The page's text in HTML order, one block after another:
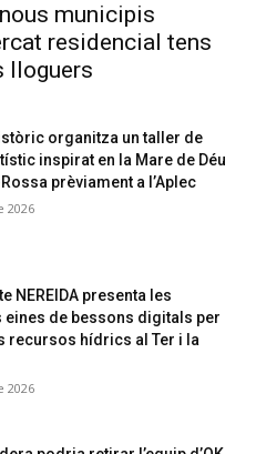
municipis
residencial tens
lloguers
organitza un taller de
inspirat en la Mare de Déu
prèviament a l’Aplec
2026
NEREIDA presenta les
eines de bessons digitals per
recursos hídrics al Ter i la
2026